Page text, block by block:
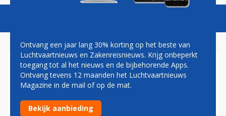
TWEE INCIDENTEN BINNEN
TWEE DAGEN OP NEWARK
AIRPORT
Ontvang een jaar lang 30% korting op het beste van
Luchtvaartnieuws en Zakenreisnieuws. Krijg onbeperkt
toegang tot al het nieuws en de bijbehorende Apps.
Ontvang tevens 12 maanden het Luchtvaartnieuws
Magazine in de mail of op de mat.
Bekijk aanbieding